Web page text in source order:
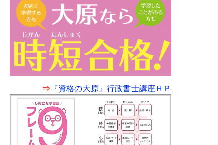
⇒ 『資格の大原』行政書士講座ＨＰ